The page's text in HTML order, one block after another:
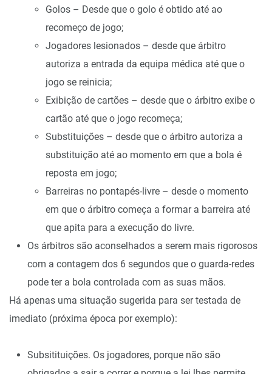
Golos – Desde que o golo é obtido até ao
recomeço de jogo;
Jogadores lesionados – desde que árbitro
autoriza a entrada da equipa médica até que o
jogo se reinicia;
Exibição de cartões – desde que o árbitro exibe o
cartão até que o jogo recomeça;
Substituições – desde que o árbitro autoriza a
substituição até ao momento em que a bola é
reposta em jogo;
Barreiras no pontapés-livre – desde o momento
em que o árbitro começa a formar a barreira até
que apita para a execução do livre.
Os árbitros são aconselhados a serem mais rigorosos
com a contagem dos 6 segundos que o guarda-redes
pode ter a bola controlada com as suas mãos.
Há apenas uma situação sugerida para ser testada de
imediato (próxima época por exemplo):
Subsitituições. Os jogadores, porque não são